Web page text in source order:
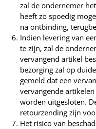
zal de ondernemer
heeft zo spoedig
na ontbinding,
Indien levering van
te zijn, zal de
vervangend artikel
bezorging zal op
gemeld dat een
vervangende
worden uitgesloten.
retourzending zijn
Het risico van